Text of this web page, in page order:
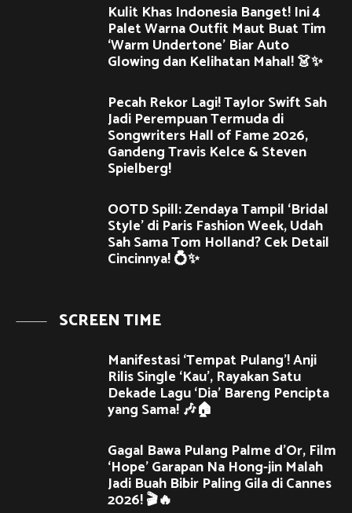
Kulit Khas Indonesia Banget! Ini 4
Palet Warna Outfit Maut Buat Tim
‘Warm Undertone’ Biar Auto
Glowing dan Kelihatan Mahal! 👗✨
Pecah Rekor Lagi! Taylor Swift Sah
Jadi Perempuan Termuda di
Songwriters Hall of Fame 2026,
Gandeng Travis Kelce & Steven
Spielberg!
OOTD Spill: Zendaya Tampil ‘Bridal
Style’ di Paris Fashion Week, Udah
Sah Sama Tom Holland? Cek Detail
Cincinnya! 💍✨
SCREEN TIME
Manifestasi ‘Tempat Pulang’! Anji
Rilis Single ‘Kau’, Rayakan Satu
Dekade Lagu ‘Dia’ Bareng Pencipta
yang Sama! 🎶🏠
Gagal Bawa Pulang Palme d’Or, Film
‘Hope’ Garapan Na Hong-jin Malah
Jadi Buah Bibir Paling Gila di Cannes
2026! 🎬🔥